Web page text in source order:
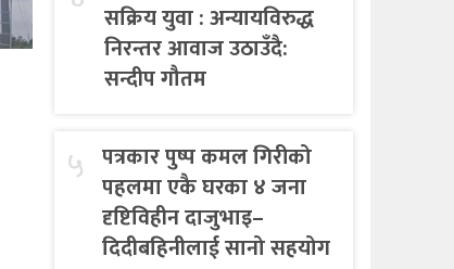
सक्रिय युवा : अन्यायविरुद्ध
निरन्तर आवाज उठाउँदै:
सन्दीप गौतम
५ पत्रकार पुष्प कमल गिरीको
पहलमा एकै घरका ४ जना
दृष्टिविहीन दाजुभाइ–
दिदीबहिनीलाई सानो सहयोग